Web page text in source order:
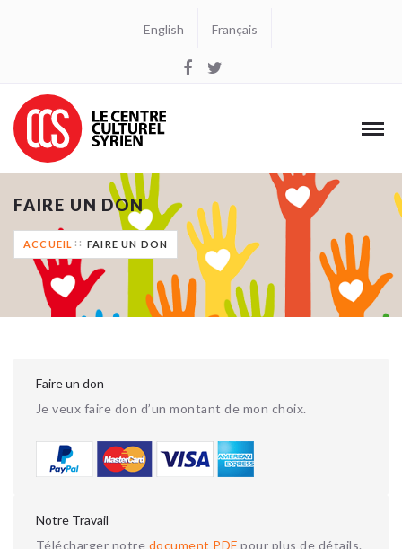
English Français
FAIRE UN DON
ACCUEIL FAIRE UN DON
Faire un don
Je veux faire don d’un montant de mon choix.
Notre Travail
Télécharger notre document PDF pour plus de détails.